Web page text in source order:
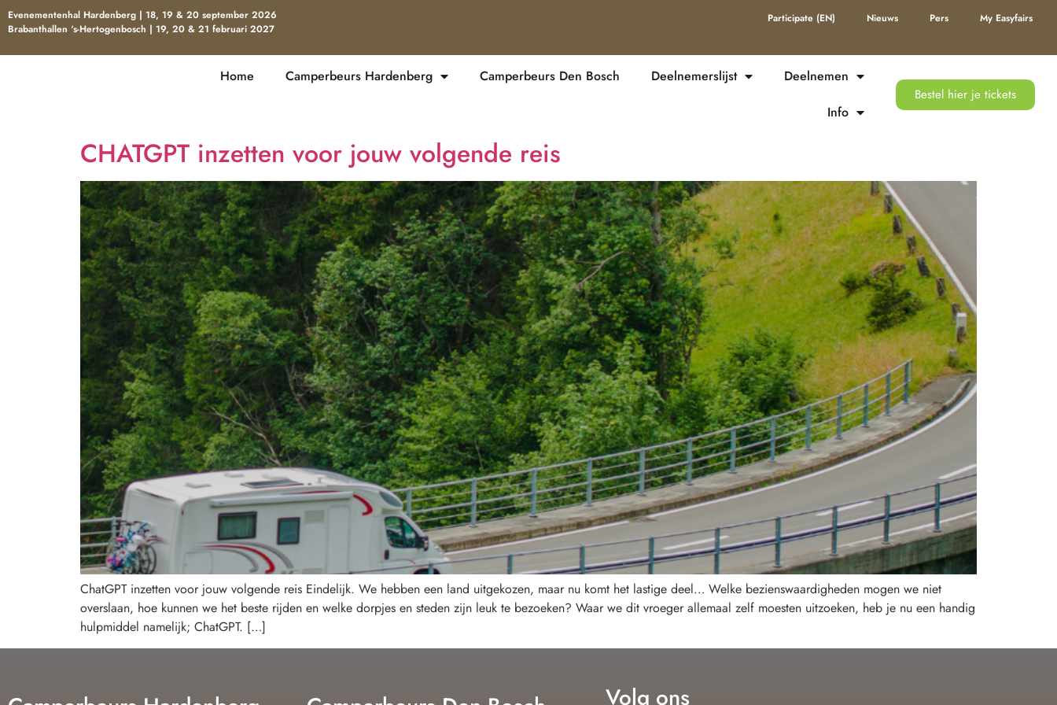
Evenementenhal Hardenberg | 18, 19 & 20 september 2026
Brabanthallen ‘s-Hertogenbosch | 19, 20 & 21 februari 2027
Participate (EN) Nieuws Pers My Easyfairs
Home Camperbeurs Hardenberg Camperbeurs Den Bosch Deelnemerslijst
Deelnemen
Info
Bestel hier je tickets
CHATGPT inzetten voor jouw volgende reis
ChatGPT inzetten voor jouw volgende reis Eindelijk. We hebben een land uitgekozen, maar nu komt het lastige deel… Welke bezienswaardigheden mogen we niet
overslaan, hoe kunnen we het beste rijden en welke dorpjes en steden zijn leuk te bezoeken? Waar we dit vroeger allemaal zelf moesten uitzoeken, heb je nu een handig
hulpmiddel namelijk; ChatGPT. […]
Volg ons